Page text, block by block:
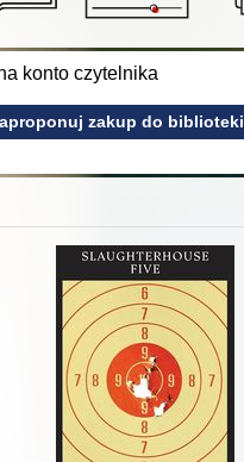
konto czytelnika
zakup do biblioteki